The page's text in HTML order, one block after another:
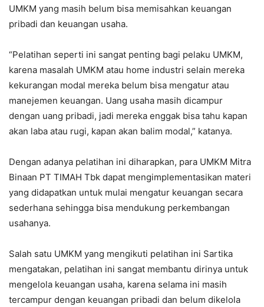
UMKM yang masih belum bisa memisahkan keuangan
pribadi dan keuangan usaha.
“Pelatihan seperti ini sangat penting bagi pelaku UMKM,
karena masalah UMKM atau home industri selain mereka
kekurangan modal mereka belum bisa mengatur atau
manejemen keuangan. Uang usaha masih dicampur
dengan uang pribadi, jadi mereka enggak bisa tahu kapan
akan laba atau rugi, kapan akan balim modal,” katanya.
Dengan adanya pelatihan ini diharapkan, para UMKM Mitra
Binaan PT TIMAH Tbk dapat mengimplementasikan materi
yang didapatkan untuk mulai mengatur keuangan secara
sederhana sehingga bisa mendukung perkembangan
usahanya.
Salah satu UMKM yang mengikuti pelatihan ini Sartika
mengatakan, pelatihan ini sangat membantu dirinya untuk
mengelola keuangan usaha, karena selama ini masih
tercampur dengan keuangan pribadi dan belum dikelola